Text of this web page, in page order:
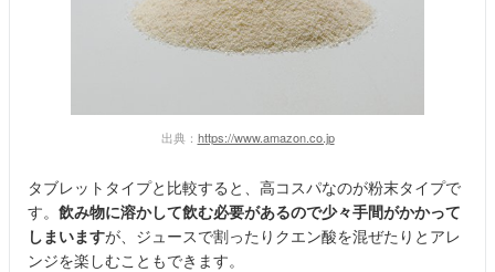
出典： https://www.amazon.co.jp
タブレットタイプと比較すると、高コスパなのが粉末タイプで
す。 飲み物に溶かして飲む必要があるので少々手間がかかって
しまいますが、ジュースで割ったりクエン酸を混ぜたりとアレ
ンジを楽しむこともできます。